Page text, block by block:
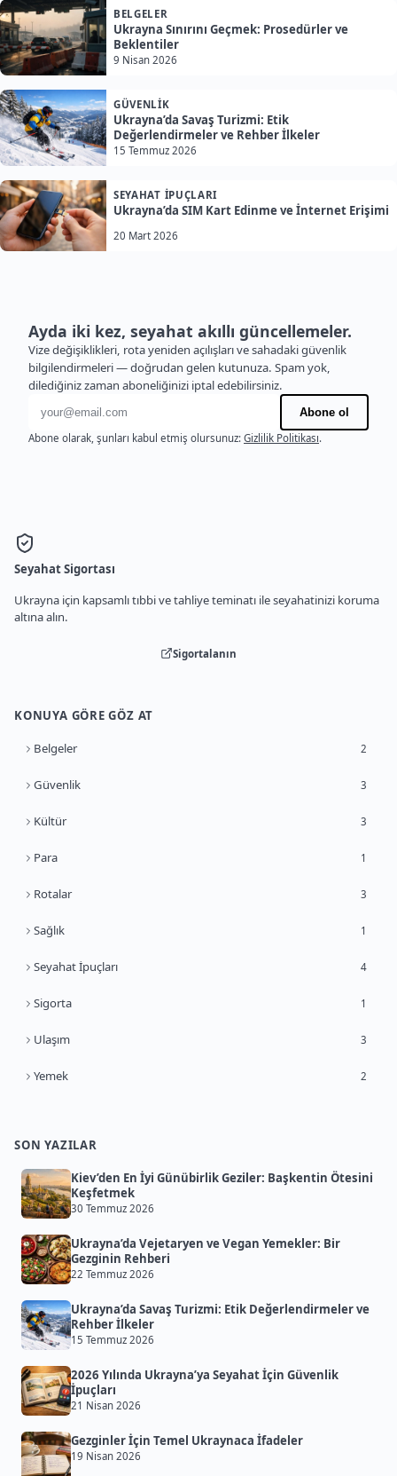
BELGELER
Ukrayna Sınırını Geçmek: Prosedürler ve
Beklentiler
9 Nisan 2026
GÜVENLIK
Ukrayna’da Savaş Turizmi: Etik
Değerlendirmeler ve Rehber İlkeler
15 Temmuz 2026
SEYAHAT İPUÇLARI
Ukrayna’da SIM Kart Edinme ve İnternet Erişimi
20 Mart 2026
Ayda iki kez, seyahat akıllı güncellemeler.
Vize değişiklikleri, rota yeniden açılışları ve sahadaki güvenlik
bilgilendirmeleri — doğrudan gelen kutunuza. Spam yok,
dilediğiniz zaman aboneliğinizi iptal edebilirsiniz.
E-posta adresi
Abone ol
Abone olarak, şunları kabul etmiş olursunuz: Gizlilik Politikası.
Seyahat Sigortası
Ukrayna için kapsamlı tıbbi ve tahliye teminatı ile seyahatinizi koruma
altına alın.
Sigortalanın
KONUYA GÖRE GÖZ AT
Belgeler 2
Güvenlik 3
Kültür 3
Para 1
Rotalar 3
Sağlık 1
Seyahat İpuçları 4
Sigorta 1
Ulaşım 3
Yemek 2
SON YAZILAR
Kiev’den En İyi Günübirlik Geziler: Başkentin Ötesini
Keşfetmek
30 Temmuz 2026
Ukrayna’da Vejetaryen ve Vegan Yemekler: Bir
Gezginin Rehberi
22 Temmuz 2026
Ukrayna’da Savaş Turizmi: Etik Değerlendirmeler ve
Rehber İlkeler
15 Temmuz 2026
2026 Yılında Ukrayna’ya Seyahat İçin Güvenlik
İpuçları
21 Nisan 2026
Gezginler İçin Temel Ukraynaca İfadeler
19 Nisan 2026